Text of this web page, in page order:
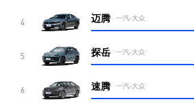
4 迈腾 一汽-大众
5 探岳 一汽-大众
6 速腾 一汽-大众